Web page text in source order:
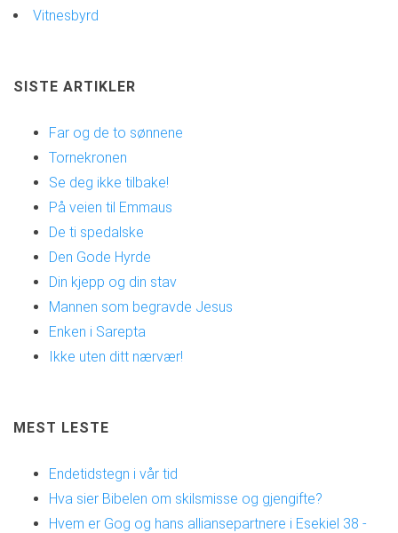
Vitnesbyrd
SISTE ARTIKLER
Far og de to sønnene
Tornekronen
Se deg ikke tilbake!
På veien til Emmaus
De ti spedalske
Den Gode Hyrde
Din kjepp og din stav
Mannen som begravde Jesus
Enken i Sarepta
Ikke uten ditt nærvær!
MEST LESTE
Endetidstegn i vår tid
Hva sier Bibelen om skilsmisse og gjengifte?
Hvem er Gog og hans alliansepartnere i Esekiel 38 -